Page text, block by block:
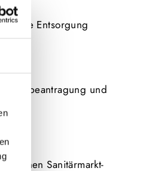
Entsorgung
und
Sanitärmarkt-